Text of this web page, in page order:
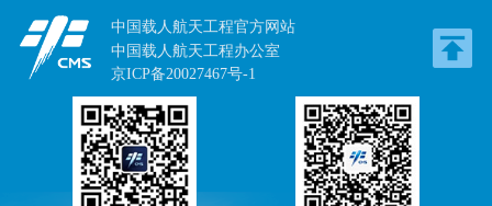
中国载人航天工程官方网站
中国载人航天工程办公室
京ICP备20027467号-1